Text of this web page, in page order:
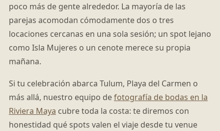
poco más de gente alrededor. La mayoría de las
parejas acomodan cómodamente dos o tres
locaciones cercanas en una sola sesión; un spot lejano
como Isla Mujeres o un cenote merece su propia
mañana.
Si tu celebración abarca Tulum, Playa del Carmen o
más allá, nuestro equipo defotografía de bodas en la
Riviera Maya cubre toda la costa: te diremos con
honestidad qué spots valen el viaje desde tu venue